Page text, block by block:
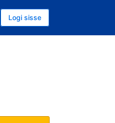
Logi sisse